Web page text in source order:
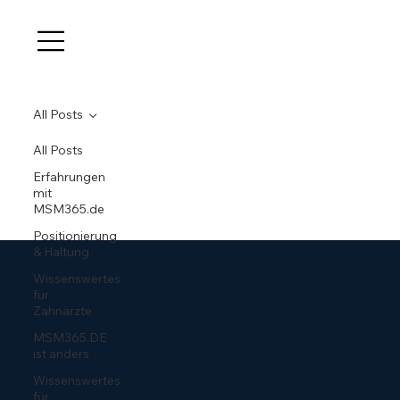
All Posts
Erfahrungen
mit
MSM365.de
Positionierung
& Haltung
Wissenswertes
für
Zahnärzte
MSM365.DE
ist anders
Wissenswertes
für
All Posts